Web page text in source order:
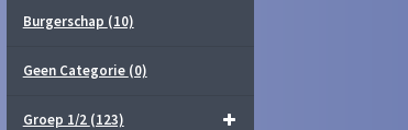
Burgerschap (10)
Geen Categorie (0)
Groep 1/2 (123)